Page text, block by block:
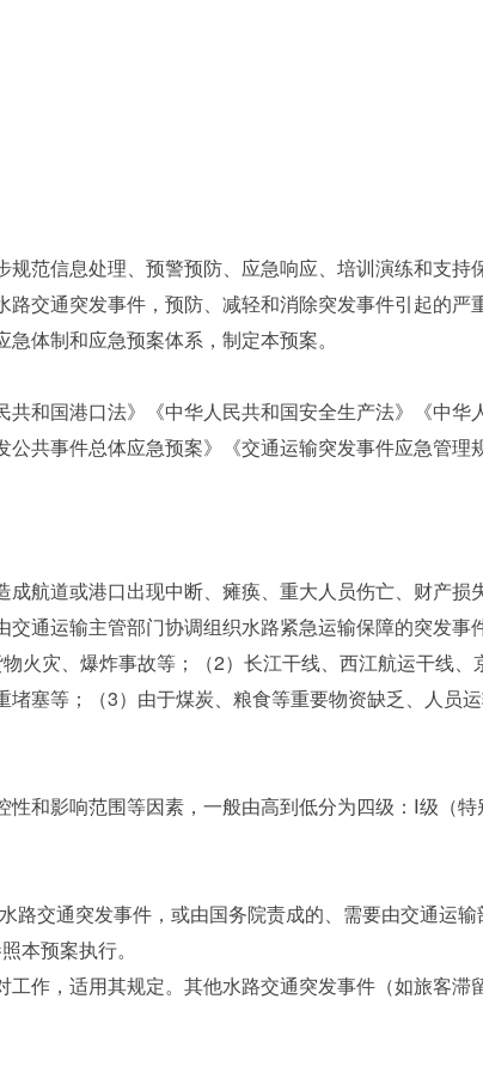
信息处理、预警预防、应急响应、培训演练和支持
交通突发事件，预防、减轻和消除突发事件引起的
体制和应急预案体系，制定本预案。
国港口法》《中华人民共和国安全生产法》《中华
共事件总体应急预案》《交通运输突发事件应急管
道或港口出现中断、瘫痪、重大人员伤亡、财产损
通运输主管部门协调组织水路紧急运输保障的突发事
灾、爆炸事故等；（2）长江干线、西江航运干线、
塞等；（3）由于煤炭、粮食等重要物资缺乏、人员
影响范围等因素，一般由高到低分为四级：Ⅰ级（
交通突发事件，或由国务院责成的、需要由交通运输
本预案执行。
，适用其规定。其他水路交通突发事件（如旅客滞